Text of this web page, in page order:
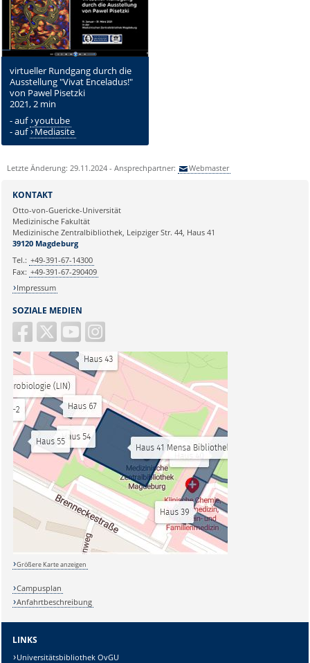
virtueller Rundgang durch die
Ausstellung "Vivat Enceladus!"
von Pawel Pisetzki
2021, 2 min
- auf youtube
- auf Mediasite
Letzte Änderung: 29.11.2024 - Ansprechpartner: Webmaster
SOZIALE MEDIEN
KONTAKT
Otto-von-Guericke-Universität
Medizinische Fakultät
Medizinische Zentralbibliothek, Leipziger Str. 44, Haus 41
39120 Magdeburg
Tel.: +49-391-67-14300
Fax: +49-391-67-290409
Impressum
Größere Karte anzeigen
Campusplan
Anfahrtbeschreibung
LINKS
Universitätsbibliothek OvGU